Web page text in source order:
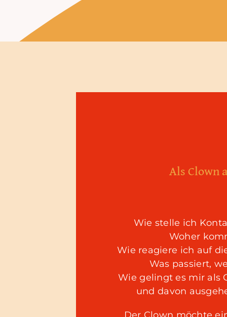
Als Clown
Wie stelle ich
Woher
Wie reagiere ich auf
Was passiert,
Wie gelingt es mir als
und davon